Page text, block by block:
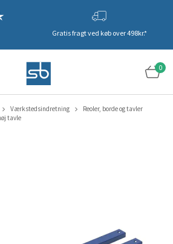
Gratis fragt ved køb over 498kr.*
0
Værkstedsindretning
Reoler, borde og tavler
tavle